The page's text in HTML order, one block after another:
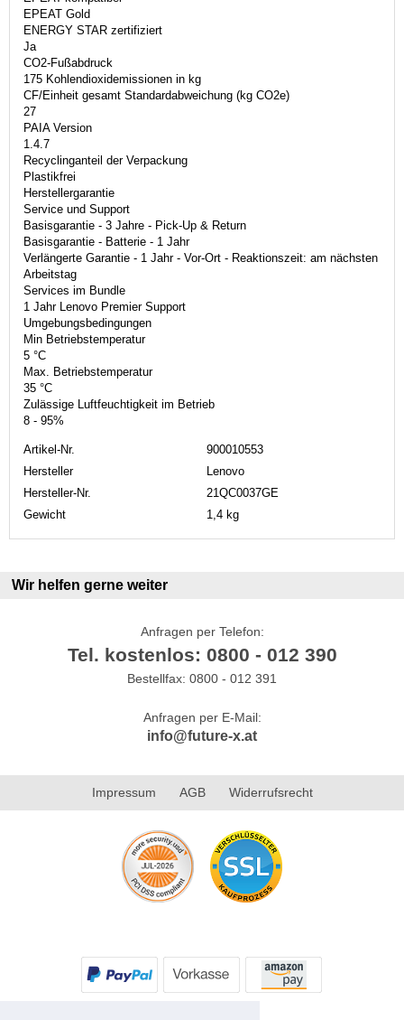
EPEAT Gold
ENERGY STAR zertifiziert
Ja
CO2-Fußabdruck
175 Kohlendioxidemissionen in kg
CF/Einheit gesamt Standardabweichung (kg CO2e)
27
PAIA Version
1.4.7
Recyclinganteil der Verpackung
Plastikfrei
Herstellergarantie
Service und Support
Basisgarantie - 3 Jahre - Pick-Up & Return
Basisgarantie - Batterie - 1 Jahr
Verlängerte Garantie - 1 Jahr - Vor-Ort - Reaktionszeit: am nächsten
Arbeitstag
Services im Bundle
1 Jahr Lenovo Premier Support
Umgebungsbedingungen
Min Betriebstemperatur
5 °C
Max. Betriebstemperatur
35 °C
Zulässige Luftfeuchtigkeit im Betrieb
8 - 95%
Artikel-Nr.
900010553
Hersteller
Lenovo
Hersteller-Nr.
21QC0037GE
Gewicht
1,4 kg
Wir helfen gerne weiter
Anfragen per Telefon:
Tel. kostenlos: 0800 - 012 390
Bestellfax: 0800 - 012 391
Anfragen per E-Mail:
info@future-x.at
Impressum AGB Widerrufsrecht